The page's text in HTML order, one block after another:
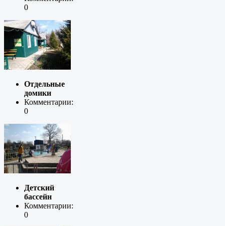
0
Отдельные
домики
Комментарии:
0
Детский
бассейн
Комментарии:
0